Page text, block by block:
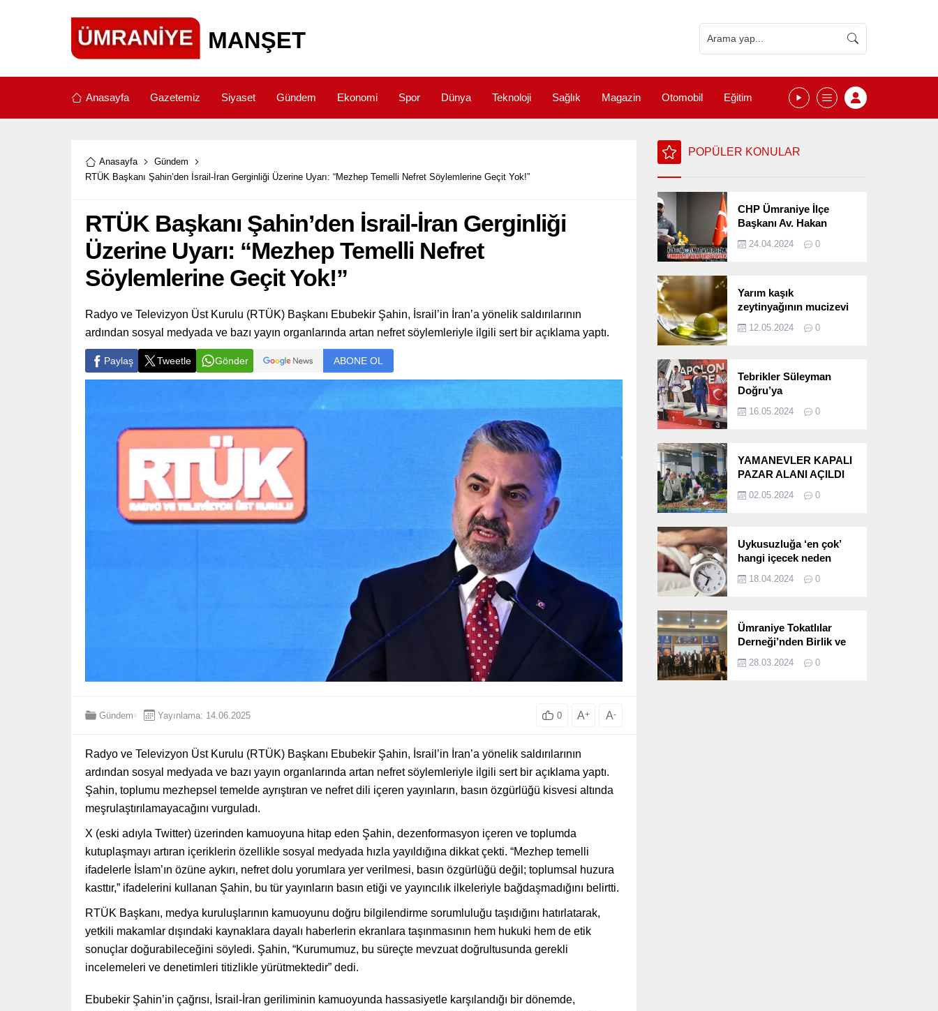
Anasayfa Gazetemiz Siyaset Gündem Ekonomi Spor Dünya Teknoloji Sağlık Magazin Otomobil Eğitim
Anasayfa
Gündem
RTÜK Başkanı Şahin’den İsrail-İran Gerginliği Üzerine Uyarı: “Mezhep Temelli Nefret Söylemlerine Geçit Yok!”
RTÜK Başkanı Şahin’den İsrail-İran Gerginliği
Üzerine Uyarı: “Mezhep Temelli Nefret
Söylemlerine Geçit Yok!”
Radyo ve Televizyon Üst Kurulu (RTÜK) Başkanı Ebubekir Şahin, İsrail’in İran’a yönelik saldırılarının
ardından sosyal medyada ve bazı yayın organlarında artan nefret söylemleriyle ilgili sert bir açıklama yaptı.
Paylaş Tweetle Gönder ABONE OL
Gündem Yayınlama: 14.06.2025 0 A+ A-
Radyo ve Televizyon Üst Kurulu (RTÜK) Başkanı Ebubekir Şahin, İsrail’in İran’a yönelik saldırılarının
ardından sosyal medyada ve bazı yayın organlarında artan nefret söylemleriyle ilgili sert bir açıklama yaptı.
Şahin, toplumu mezhepsel temelde ayrıştıran ve nefret dili içeren yayınların, basın özgürlüğü kisvesi altında
meşrulaştırılamayacağını vurguladı.
X (eski adıyla Twitter) üzerinden kamuoyuna hitap eden Şahin, dezenformasyon içeren ve toplumda
kutuplaşmayı artıran içeriklerin özellikle sosyal medyada hızla yayıldığına dikkat çekti. “Mezhep temelli
ifadelerle İslam’ın özüne aykırı, nefret dolu yorumlara yer verilmesi, basın özgürlüğü değil; toplumsal huzura
kasttır,” ifadelerini kullanan Şahin, bu tür yayınların basın etiği ve yayıncılık ilkeleriyle bağdaşmadığını belirtti.
RTÜK Başkanı, medya kuruluşlarının kamuoyunu doğru bilgilendirme sorumluluğu taşıdığını hatırlatarak,
yetkili makamlar dışındaki kaynaklara dayalı haberlerin ekranlara taşınmasının hem hukuki hem de etik
sonuçlar doğurabileceğini söyledi. Şahin, “Kurumumuz, bu süreçte mevzuat doğrultusunda gerekli
incelemeleri ve denetimleri titizlikle yürütmektedir” dedi.
Ebubekir Şahin’in çağrısı, İsrail-İran geriliminin kamuoyunda hassasiyetle karşılandığı bir dönemde,
POPÜLER KONULAR
CHP Ümraniye İlçe
Başkanı Av. Hakan
Seçimlerini
24.04.2024 0
Yarım kaşık
zeytinyağının mucizevi
12.05.2024 0
Tebrikler Süleyman
Doğru’ya
16.05.2024 0
YAMANEVLER KAPALI
PAZAR ALANI AÇILDI
02.05.2024 0
Uykusuzluğa ‘en çok’
hangi içecek neden
18.04.2024 0
Ümraniye Tokatlılar
Derneği’nden Birlik ve
Programı
28.03.2024 0